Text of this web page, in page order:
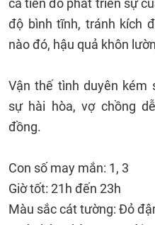
cả tiền đồ phát triển sự
độ bình tĩnh, tránh kích
nào đó, hậu quả khôn
Vận thế tình duyên kém
sự hài hòa, vợ chồng
đồng.
Con số may mắn: 1, 3
Giờ tốt: 21h đến 23h
Màu sắc cát tường: Đỏ